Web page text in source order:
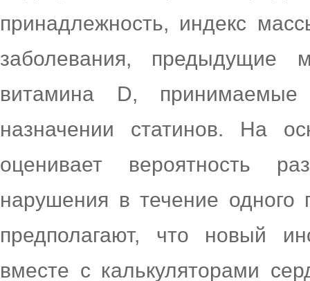
принадлежность, индекс
заболевания, предыдущие
витамина D,
назначении статинов. На
оценивает вероятность
нарушения в течение одного
предполагают, что новый
вместе с калькуляторами